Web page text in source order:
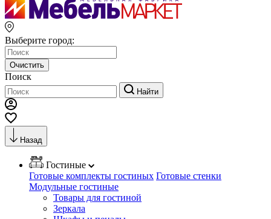
Выберите город:
Очистить
Поиск
Найти
Назад
Гостиные
Готовые комплекты гостиных Готовые стенки
Модульные гостиные
Товары для гостиной
Зеркала